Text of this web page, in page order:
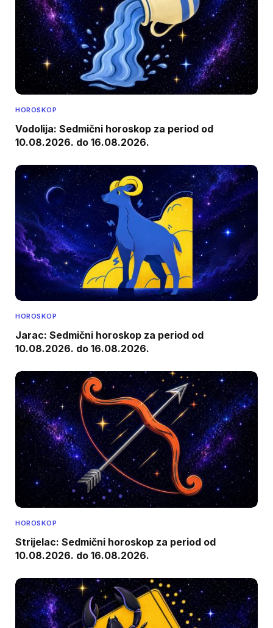
HOROSKOP
Vodolija: Sedmični horoskop za period od
10.08.2026. do 16.08.2026.
HOROSKOP
Jarac: Sedmični horoskop za period od
10.08.2026. do 16.08.2026.
HOROSKOP
Strijelac: Sedmični horoskop za period od
10.08.2026. do 16.08.2026.